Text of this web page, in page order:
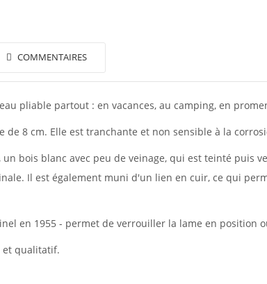
COMMENTAIRES
pliable partout : en vacances, au camping, en
8 cm. Elle est tranchante et non sensible à la
bois blanc avec peu de veinage, qui est teinté puis
Il est également muni d'un lien en cuir, ce qui
en 1955 - permet de verrouiller la lame en position
et qualitatif.